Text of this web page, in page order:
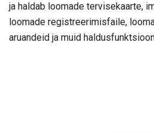
ja haldab loomade tervisekaarte,
loomade registreerimisfaile,
aruandeid ja muid